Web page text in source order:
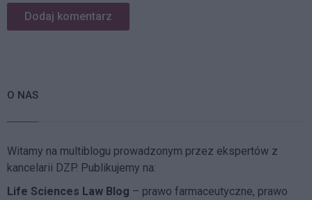
O NAS
Witamy na multiblogu prowadzonym przez ekspertów z
kancelarii DZP. Publikujemy na:
Life Sciences Law Blog – prawo farmaceutyczne, prawo